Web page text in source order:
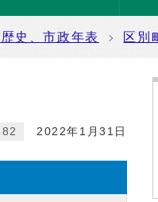
史、市政年表 区別
2022年1月31日